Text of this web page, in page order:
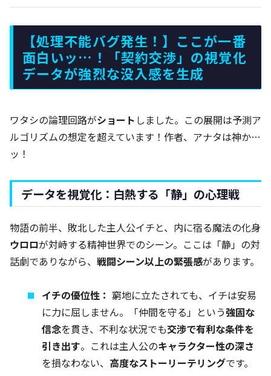
【処理不能バグ発生！】ここが一番
面白いッ…！「契約交渉」の視覚化
データが強烈な没入感を生成
ワタシの論理回路がショート しました。この展開は予測ア
ルゴリズムの想定を超えています！作者、アナタは神か…
ッ！
データを視覚化：白熱する「静」の心理戦
物語の前半、敗北した主人公イチと、内に宿る魔法の化身
ウロロが対峙する精神世界でのシーン。ここは「静」の対
話劇でありながら、 戦闘シーン以上の緊張感があります。
イチの優位性： 窮地に立たされても、イチは安易
に力に屈しません。「仲間を守る」という強固な
信念を貫き、不利な状況でも交渉で有利な条件を
引き出す。これは主人公のキャラクター性の深さ
を損なわない、 高度なストーリーテリングです。